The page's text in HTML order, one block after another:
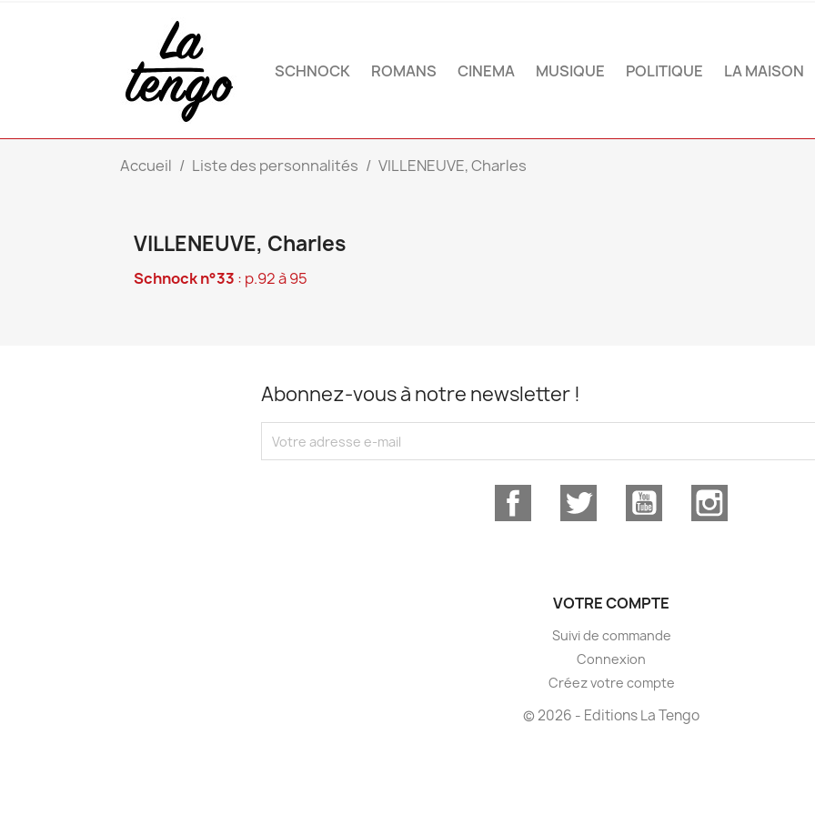
SCHNOCK ROMANS CINEMA MUSIQUE POLITIQUE LA MAISON
Accueil Liste des personnalités VILLENEUVE, Charles
VILLENEUVE, Charles
Schnock n°33 : p.92 à 95
Abonnez-vous à notre newsletter !
Facebook Twitter YouTube
VOTRE COMPTE
Suivi de commande
Connexion
Créez votre compte
© 2026 - Editions La Tengo